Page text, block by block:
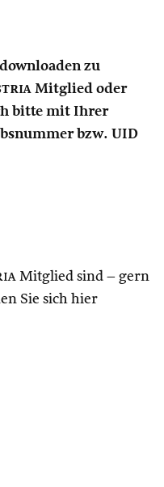
zu
Mitglied oder
bitte mit Ihrer
bzw. UID
Mitglied sind – gern
Sie sich hier